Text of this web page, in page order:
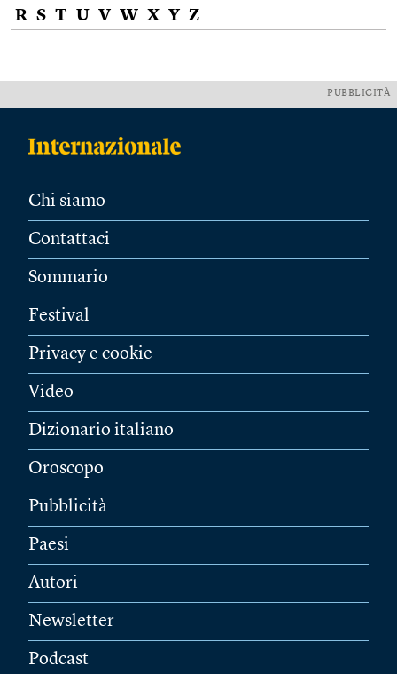
R S T U V W X Y Z
PUBBLICITÀ
Chi siamo
Contattaci
Sommario
Festival
Privacy e cookie
Video
Dizionario italiano
Oroscopo
Pubblicità
Paesi
Autori
Newsletter
Podcast